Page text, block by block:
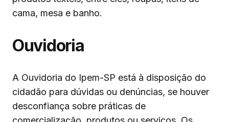
cama, mesa e banho.
Ouvidoria
A Ouvidoria do Ipem-SP está à disposição do
cidadão para dúvidas ou denúncias, se houver
desconfiança sobre práticas de